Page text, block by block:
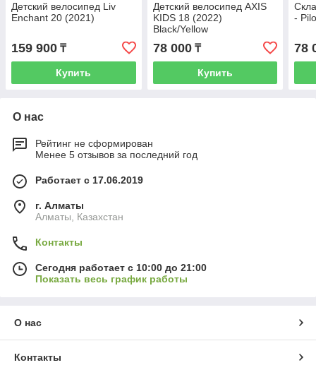
Детский велосипед Liv
Enchant 20 (2021)
159 900 ₸
Купить
Детский велосипед AXIS
KIDS 18 (2022)
Black/Yellow
78 000₸
Купить
-
78
О нас
Рейтинг не сформирован
Менее 5 отзывов за последний год
Работает с 17.06.2019
г. Алматы
Алматы, Казахстан
Контакты
Сегодня работает с 10:00 до 21:00
Показать весь график работы
О нас
Контакты